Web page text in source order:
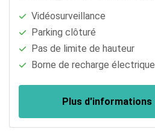
Vidéosurveillance
Parking clôturé
Pas de limite de hauteur
Borne de recharge électrique
Plus d'informations